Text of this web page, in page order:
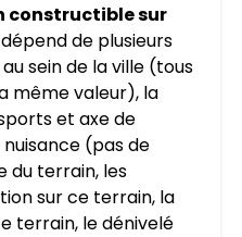
constructible sur
dépend de plusieurs
sein de la ville (tous
même valeur), la
et axe de
(pas de
du terrain, les
sur ce terrain, la
terrain, le dénivelé